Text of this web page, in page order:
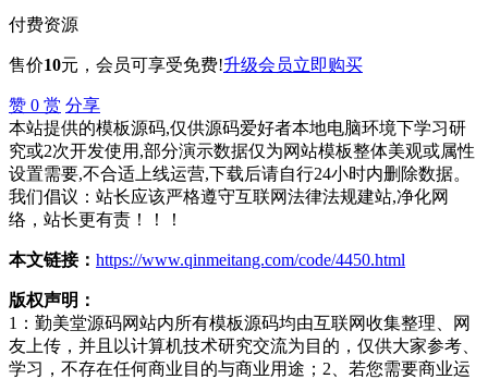
付费资源
售价10元 ，会员可享受免费!升级会员立即购买
赞 0 赏 分享
本站提供的模板源码,仅供源码爱好者本地电脑环境下学习研
究或2次开发使用,部分演示数据仅为网站模板整体美观或属性
设置需要,不合适上线运营,下载后请自行24小时内删除数据。
我们倡议：站长应该严格遵守互联网法律法规建站,净化网
络，站长更有责！！！
本文链接： https://www.qinmeitang.com/code/4450.html
版权声明：
1：勤美堂源码网站内所有模板源码均由互联网收集整理、网
友上传，并且以计算机技术研究交流为目的，仅供大家参考、
学习，不存在任何商业目的与商业用途；2、若您需要商业运